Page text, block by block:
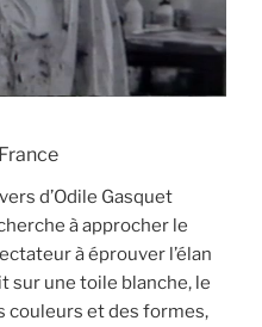
d’Odile Gasquet
à approcher le
à éprouver l’élan
sur une toile blanche, le
couleurs et des formes,